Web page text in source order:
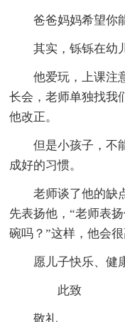
爸爸妈妈希望你
其实，铄铄在幼
他爱玩，上课注
长会，老师单独找我
他改正。
但是小孩子，不
成好的习惯。
老师谈了他的缺
先表扬他，“老师表
碗吗？”这样，他会
愿儿子快乐、健
此致
敬礼